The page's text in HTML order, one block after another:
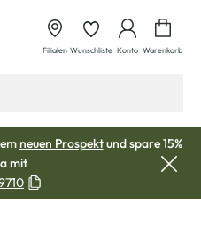
Filialen Wunschliste Konto Warenkorb
neuen Prospektund spare 15%
mit